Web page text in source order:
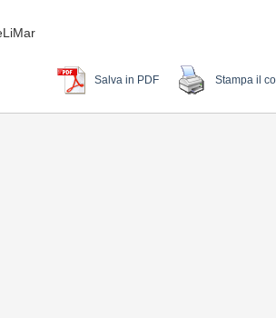
Salva in PDF Stampa il